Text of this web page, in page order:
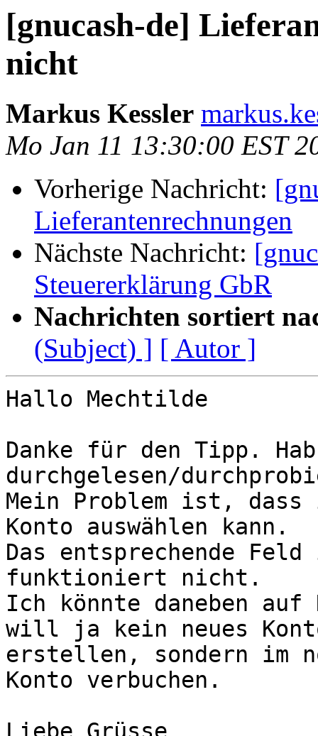
[gnucash-de]
nicht
Markus Kessler
Mo Jan 11 13:30:00 EST
Vorherige Nachricht:
Lieferantenrechnungen
Nächste Nachricht:
Steuererklärung GbR
Nachrichten sortiert
(Subject) ] [ Autor ]
Hallo Mechtilde
Danke für den Tipp.
durchgelesen/
Mein Problem ist,
Konto auswählen kann.
Das entsprechende
funktioniert nicht.
Ich könnte daneben
will ja kein neues
erstellen, sondern im
Konto verbuchen.